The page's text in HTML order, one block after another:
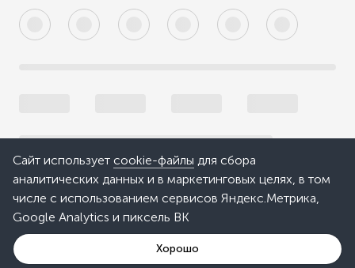
Сайт использует cookie-файлы для сбора
аналитических данных и в маркетинговых целях, в том
числе с использованием сервисов Яндекс.Метрика,
Google Analytics и пиксель ВК
Хорошо